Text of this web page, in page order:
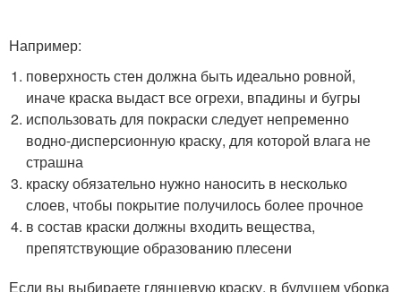
Например:
поверхность стен должна быть идеально ровной,
иначе краска выдаст все огрехи, впадины и бугры
использовать для покраски следует непременно
водно-дисперсионную краску, для которой влага не
страшна
краску обязательно нужно наносить в несколько
слоев, чтобы покрытие получилось более прочное
в состав краски должны входить вещества,
препятствующие образованию плесени
Если вы выбираете глянцевую краску, в будущем уборка